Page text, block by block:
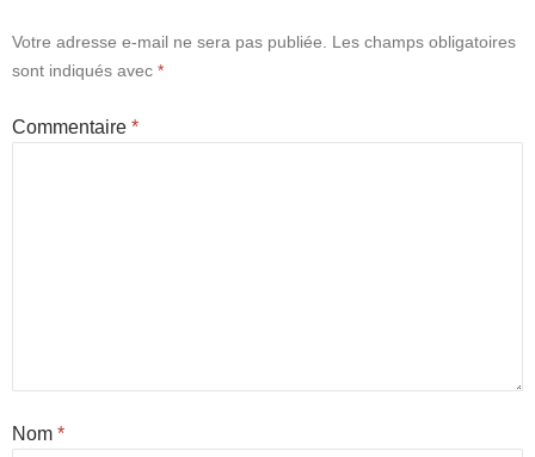
Votre adresse e-mail ne sera pas publiée.
Les champs obligatoires
sont indiqués avec *
Commentaire *
Nom *